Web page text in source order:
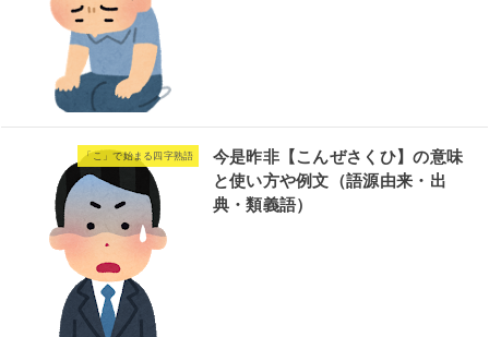
「こ」で始まる四字熟語
今是昨非【こんぜさくひ】の意味
と使い方や例文（語源由来・出
典・類義語）